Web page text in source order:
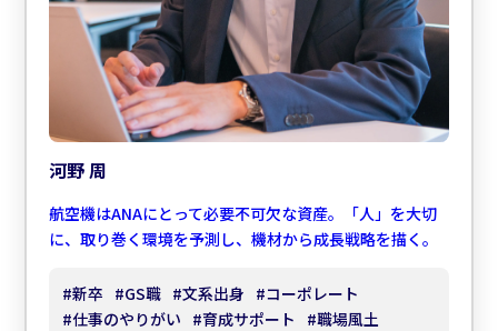
河野 周
航空機はANAにとって必要不可欠な資産。「人」を大切
に、取り巻く環境を予測し、機材から成長戦略を描く。
#新卒 #GS職 #文系出身 #コーポレート
#仕事のやりがい #育成サポート #職場風土